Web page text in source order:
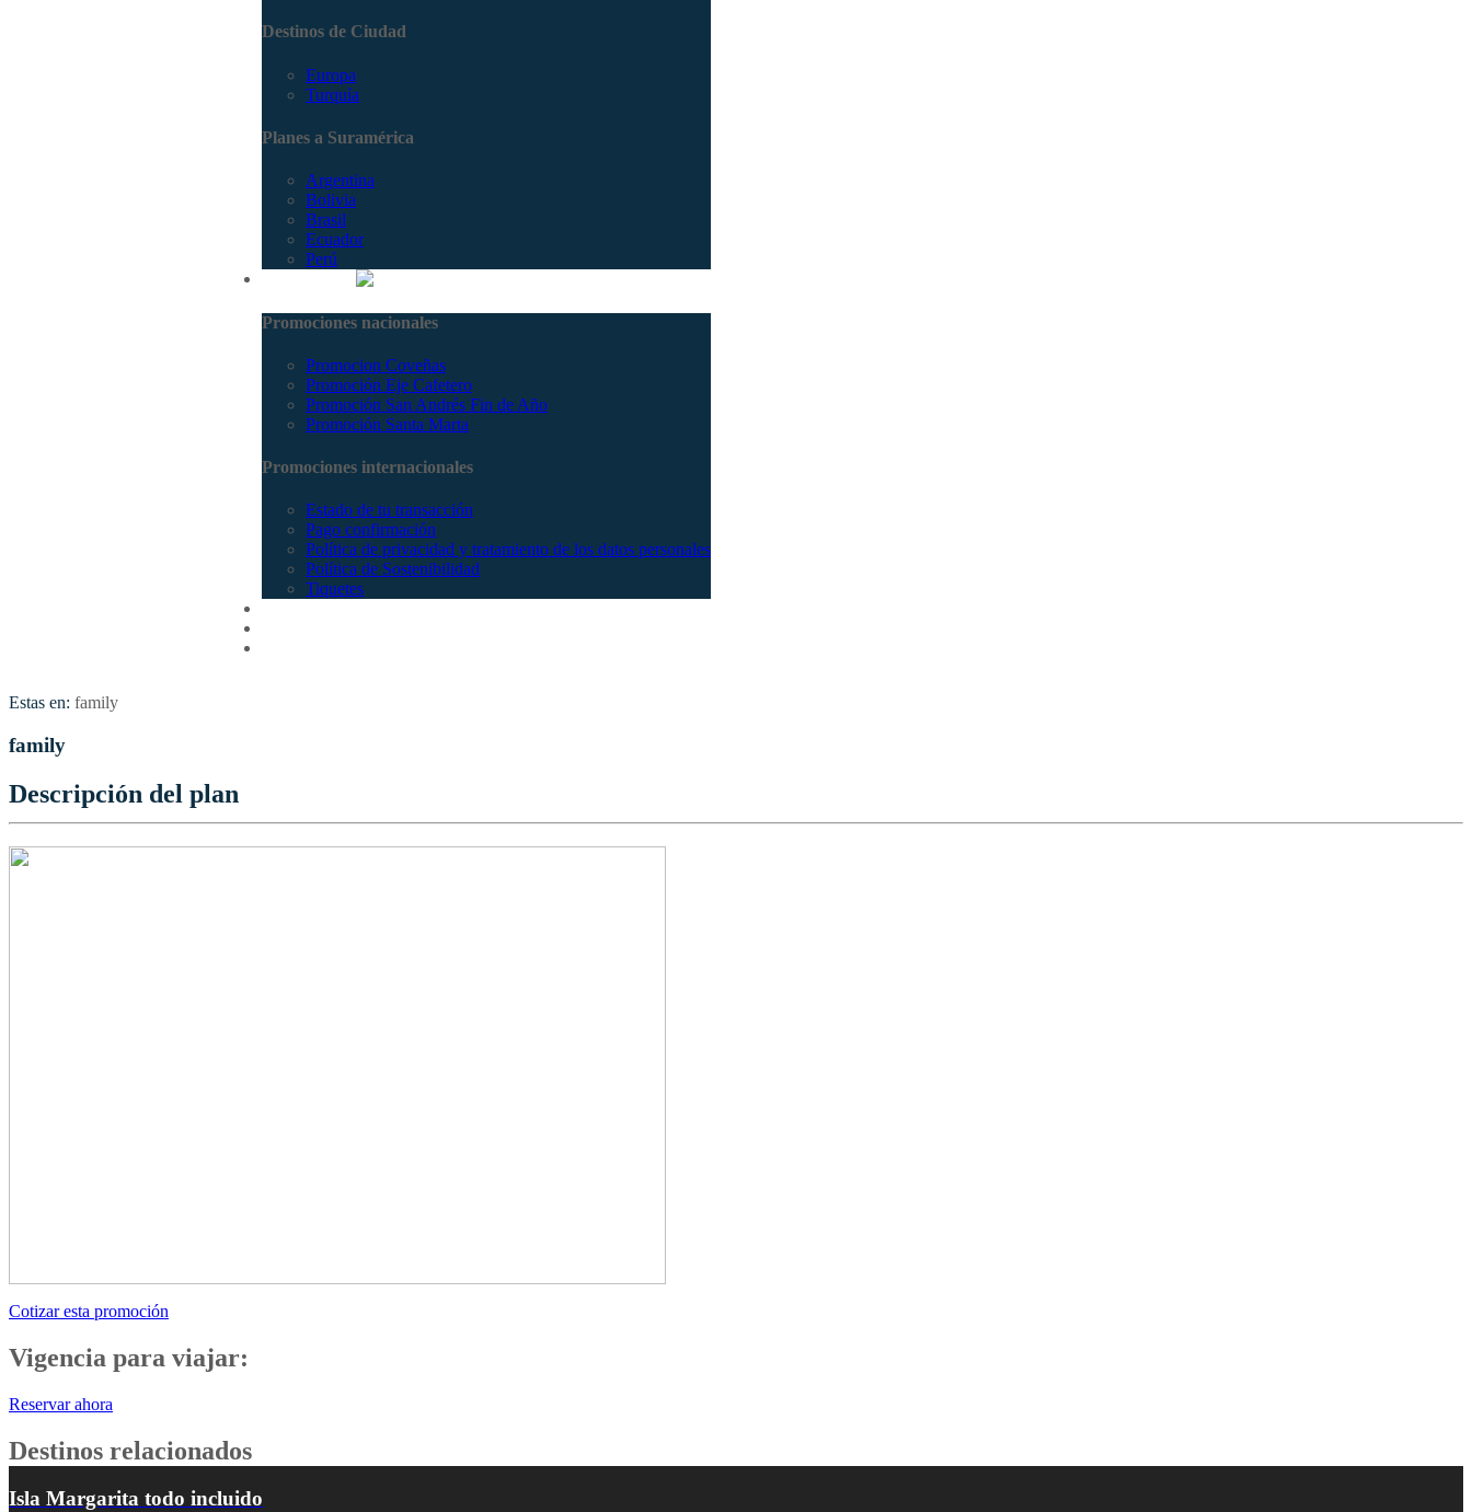
Destinos de Ciudad
Europa
Turquía
Planes a Suramérica
Argentina
Bolivia
Brasil
Ecuador
Perú
Promociones nacionales
Promocion Coveñas
Promoción Eje Cafetero
Promoción San Andrés Fin de Año
Promoción Santa Marta
Promociones internacionales
Estado de tu transacción
Pago confirmación
Política de privacidad y tratamiento de los datos personales
Política de Sostenibilidad
Tiquetes
Estas en: family
family
Descripción del plan
Cotizar esta promoción
Vigencia para viajar:
Reservar ahora
Destinos relacionados
Isla Margarita todo incluido